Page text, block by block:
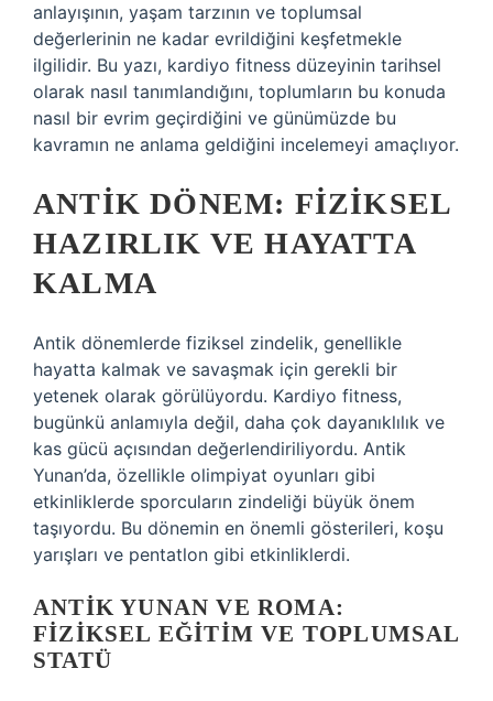
anlayışının, yaşam tarzının ve toplumsal
değerlerinin ne kadar evrildiğini keşfetmekle
ilgilidir. Bu yazı, kardiyo fitness düzeyinin tarihsel
olarak nasıl tanımlandığını, toplumların bu konuda
nasıl bir evrim geçirdiğini ve günümüzde bu
kavramın ne anlama geldiğini incelemeyi amaçlıyor.
ANTIK DÖNEM: FIZIKSEL
HAZIRLIK VE HAYATTA
KALMA
Antik dönemlerde fiziksel zindelik, genellikle
hayatta kalmak ve savaşmak için gerekli bir
yetenek olarak görülüyordu. Kardiyo fitness,
bugünkü anlamıyla değil, daha çok dayanıklılık ve
kas gücü açısından değerlendiriliyordu. Antik
Yunan’da, özellikle olimpiyat oyunları gibi
etkinliklerde sporcuların zindeliği büyük önem
taşıyordu. Bu dönemin en önemli gösterileri, koşu
yarışları ve pentatlon gibi etkinliklerdi.
ANTIK YUNAN VE ROMA:
FIZIKSEL EĞITIM VE TOPLUMSAL
STATÜ